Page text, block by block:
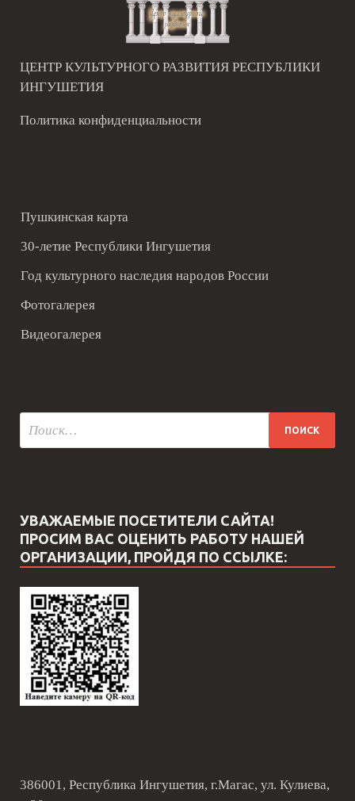
ЦЕНТР КУЛЬТУРНОГО РАЗВИТИЯ РЕСПУБЛИКИ
ИНГУШЕТИЯ
Политика конфиденциальности
Пушкинская карта
30-летие Республики Ингушетия
Год культурного наследия народов России
Фотогалерея
Видеогалерея
УВАЖАЕМЫЕ ПОСЕТИТЕЛИ САЙТА!
ПРОСИМ ВАС ОЦЕНИТЬ РАБОТУ НАШЕЙ
ОРГАНИЗАЦИИ, ПРОЙДЯ ПО ССЫЛКЕ:
386001, Республика Ингушетия, г.Магас, ул. Кулиева,